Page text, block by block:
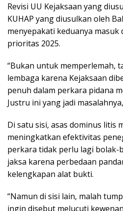
Revisi UU Kejaksaan yang
KUHAP yang diusulkan oleh
menyepakati keduanya masuk
prioritas 2025.
“Bukan untuk memperlemah,
lembaga karena Kejaksaan
penuh dalam perkara pidana
Justru ini yang jadi
Di satu sisi, asas dominus litis
meningkatkan efektivitas
perkara tidak perlu lagi bolak-
jaksa karena perbedaan
kelengkapan alat bukti.
“Namun di sisi lain, malah
ingin disebut melucuti